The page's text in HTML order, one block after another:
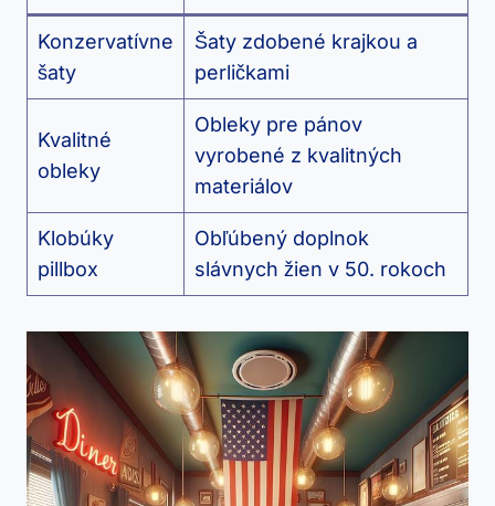
Konzervatívne
šaty
Šaty zdobené krajkou a
perličkami
Kvalitné
obleky
Obleky pre pánov
vyrobené z kvalitných
materiálov
Klobúky
pillbox
Obľúbený doplnok
slávnych žien v 50. rokoch